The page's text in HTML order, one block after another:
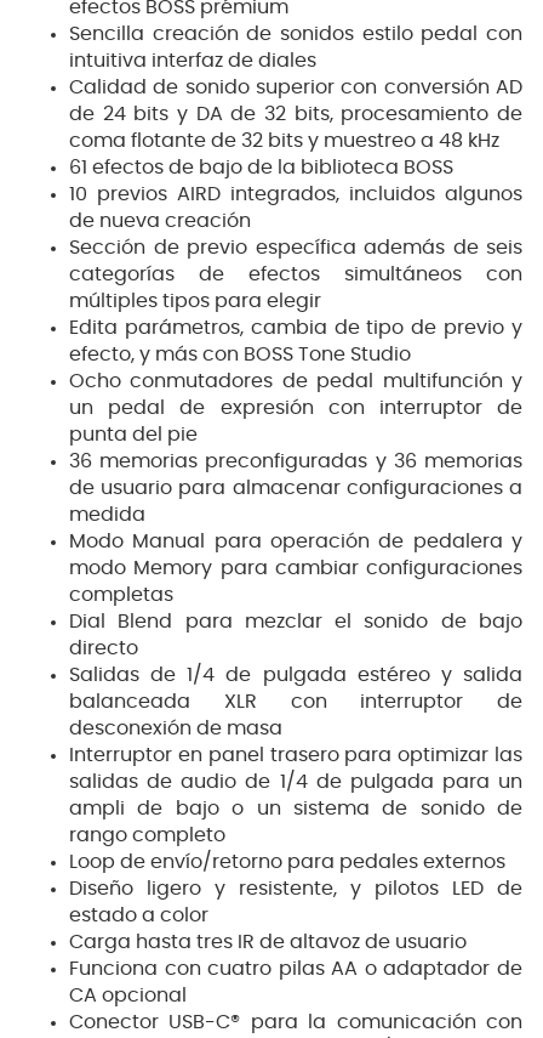
efectos BOSS prémium
Sencilla creación de sonidos estilo pedal con
intuitiva interfaz de diales
Calidad de sonido superior con conversión AD
de 24 bits y DA de 32 bits, procesamiento de
coma flotante de 32 bits y muestreo a 48 kHz
61 efectos de bajo de la biblioteca BOSS
10 previos AIRD integrados, incluidos algunos
de nueva creación
Sección de previo específica además de seis
categorías de efectos simultáneos con
múltiples tipos para elegir
Edita parámetros, cambia de tipo de previo y
efecto, y más con BOSS Tone Studio
Ocho conmutadores de pedal multifunción y
un pedal de expresión con interruptor de
punta del pie
36 memorias preconfiguradas y 36 memorias
de usuario para almacenar configuraciones a
medida
Modo Manual para operación de pedalera y
modo Memory para cambiar configuraciones
completas
Dial Blend para mezclar el sonido de bajo
directo
Salidas de 1/4 de pulgada estéreo y salida
balanceada XLR con interruptor de
desconexión de masa
Interruptor en panel trasero para optimizar las
salidas de audio de 1/4 de pulgada para un
ampli de bajo o un sistema de sonido de
rango completo
Loop de envío/retorno para pedales externos
Diseño ligero y resistente, y pilotos LED de
estado a color
Carga hasta tres IR de altavoz de usuario
Funciona con cuatro pilas AA o adaptador de
CA opcional
Conector USB-C® para la comunicación con